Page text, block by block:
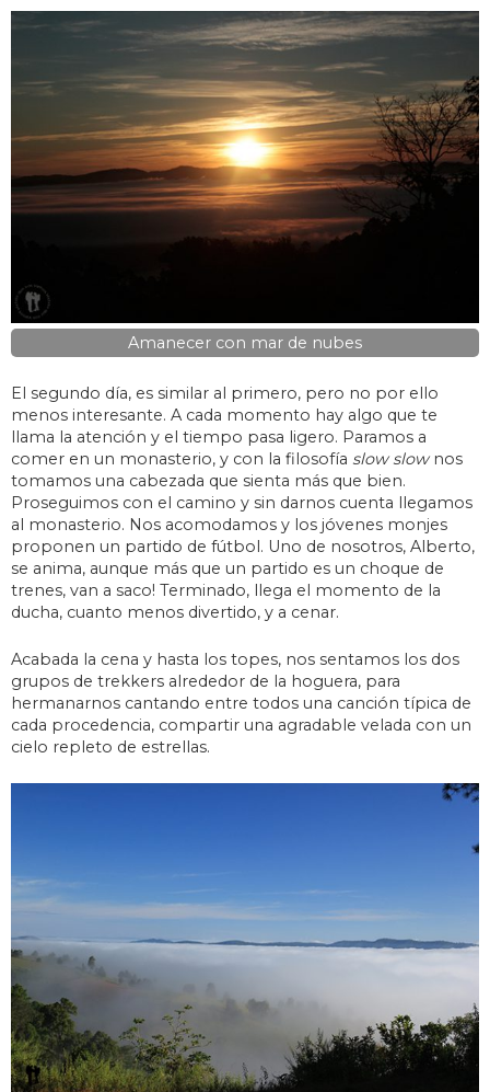
Amanecer con mar de nubes
El segundo día, es similar al primero, pero no por ello
menos interesante. A cada momento hay algo que te
llama la atención y el tiempo pasa ligero. Paramos a
comer en un monasterio, y con la filosofía slow slownos
tomamos una cabezada que sienta más que bien.
Proseguimos con el camino y sin darnos cuenta llegamos
al monasterio. Nos acomodamos y los jóvenes monjes
proponen un partido de fútbol. Uno de nosotros, Alberto,
se anima, aunque más que un partido es un choque de
trenes, van a saco! Terminado, llega el momento de la
ducha, cuanto menos divertido, y a cenar.
Acabada la cena y hasta los topes, nos sentamos los dos
grupos de trekkers alrededor de la hoguera, para
hermanarnos cantando entre todos una canción típica de
cada procedencia, compartir una agradable velada con un
cielo repleto de estrellas.